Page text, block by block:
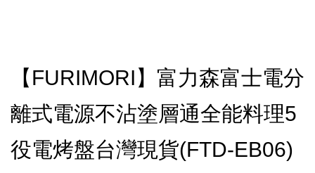
【FURIMORI】富力森富士電分
離式電源不沾塗層通全能料理5
役電烤盤台灣現貨(FTD-EB06)